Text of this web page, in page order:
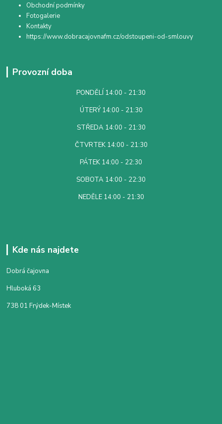
Obchodní podmínky
Fotogalerie
Kontakty
https://www.dobracajovnafm.cz/odstoupeni-od-smlouvy
Provozní doba
PONDĚLÍ 14:00 - 21:30
ÚTERÝ 14:00 - 21:30
STŘEDA 14:00 - 21:30
ČTVRTEK 14:00 - 21:30
PÁTEK 14:00 - 22:30
SOBOTA 14:00 - 22:30
NEDĚLE 14:00 - 21:30
Kde nás najdete
Dobrá čajovna
Hluboká 63
738 01 Frýdek-Místek